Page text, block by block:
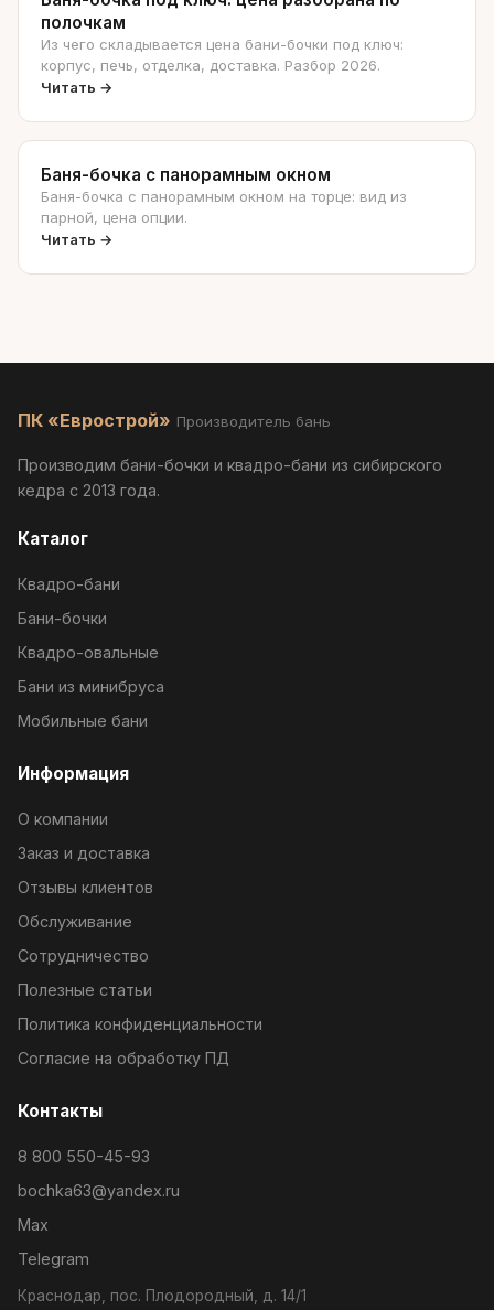
полочкам
Из чего складывается цена бани-бочки под ключ:
корпус, печь, отделка, доставка. Разбор 2026.
Читать →
Баня-бочка с панорамным окном
Баня-бочка с панорамным окном на торце: вид из
парной, цена опции.
Читать →
ПК «Еврострой» Производитель бань
Производим бани-бочки и квадро-бани из сибирского
кедра с 2013 года.
Каталог
Квадро-бани
Бани-бочки
Квадро-овальные
Бани из минибруса
Мобильные бани
Информация
О компании
Заказ и доставка
Отзывы клиентов
Обслуживание
Сотрудничество
Полезные статьи
Политика конфиденциальности
Согласие на обработку ПД
Контакты
8 800 550-45-93
bochka63@yandex.ru
Max
Telegram
Краснодар, пос. Плодородный, д. 14/1